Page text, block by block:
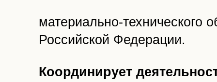
материально-технического
Российской Федерации.
Координирует